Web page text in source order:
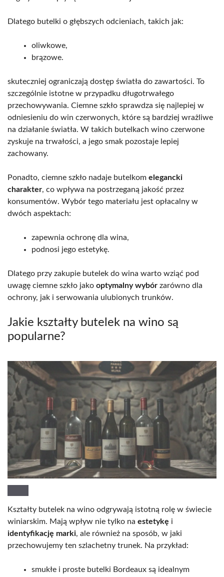
Dlatego butelki o głębszych odcieniach, takich jak:
oliwkowe,
brązowe.
skuteczniej ograniczają dostęp światła do zawartości. To
szczególnie istotne w przypadku długotrwałego
przechowywania. Ciemne szkło sprawdza się najlepiej w
odniesieniu do win czerwonych, które są bardziej wrażliwe
na działanie światła. W takich butelkach wino czerwone
zyskuje na trwałości, a jego smak pozostaje lepiej
zachowany.
Ponadto, ciemne szkło nadaje butelkom elegancki
charakter, co wpływa na postrzeganą jakość przez
konsumentów. Wybór tego materiału jest opłacalny w
dwóch aspektach:
zapewnia ochronę dla wina,
podnosi jego estetykę.
Dlatego przy zakupie butelek do wina warto wziąć pod
uwagę ciemne szkło jako optymalny wybór zarówno dla
ochrony, jak i serwowania ulubionych trunków.
Jakie kształty butelek na wino są
popularne?
Kształty butelek na wino odgrywają istotną rolę w świecie
winiarskim. Mają wpływ nie tylko na estetykę i
identyfikację marki, ale również na sposób, w jaki
przechowujemy ten szlachetny trunek. Na przykład:
smukłe i proste butelki Bordeaux są idealnym